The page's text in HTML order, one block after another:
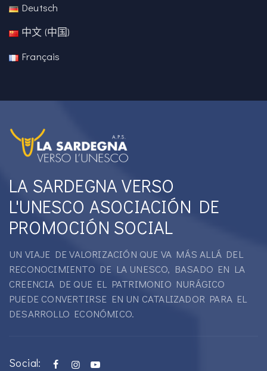
Deutsch
中文 (中国)
Français
LA SARDEGNA VERSO
L'UNESCO ASOCIACIÓN DE
PROMOCIÓN SOCIAL
UN VIAJE DE VALORIZACIÓN QUE VA MÁS ALLÁ DEL
RECONOCIMIENTO DE LA UNESCO, BASADO EN LA
CREENCIA DE QUE EL PATRIMONIO NURÁGICO
PUEDE CONVERTIRSE EN UN CATALIZADOR PARA EL
DESARROLLO ECONÓMICO.
Social: